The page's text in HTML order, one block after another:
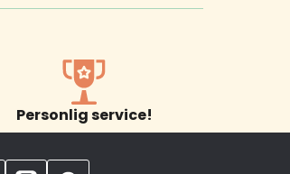
Personlig service!